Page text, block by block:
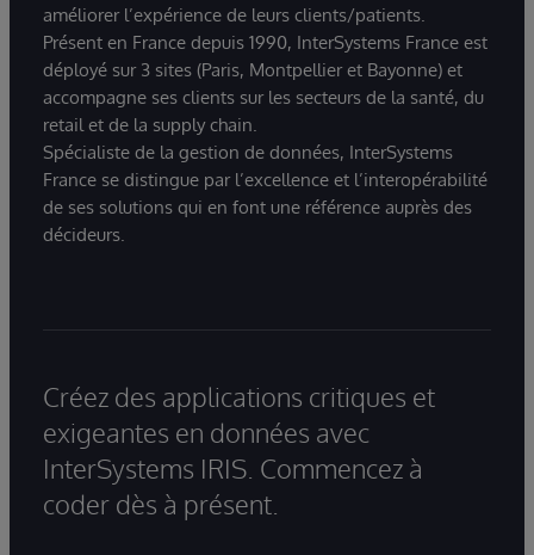
améliorer l’expérience de leurs clients/patients.
Présent en France depuis 1990, InterSystems France est
déployé sur 3 sites (Paris, Montpellier et Bayonne) et
accompagne ses clients sur les secteurs de la santé, du
retail et de la supply chain.
Spécialiste de la gestion de données, InterSystems
France se distingue par l’excellence et l’interopérabilité
de ses solutions qui en font une référence auprès des
décideurs.
Créez des applications critiques et
exigeantes en données avec
InterSystems IRIS. Commencez à
coder dès à présent.